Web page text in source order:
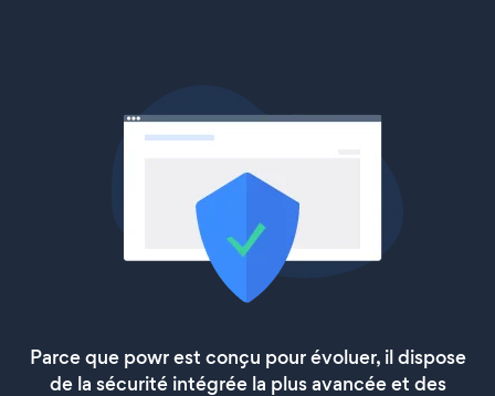
Parce que powr est conçu pour évoluer, il dispose
de la sécurité intégrée la plus avancée et des